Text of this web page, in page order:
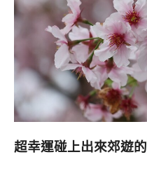
超幸運碰上出來郊遊的